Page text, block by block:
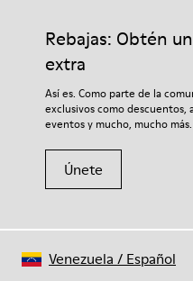
Rebajas: Obtén
extra
Así es. Como parte de la
exclusivos como descuentos,
eventos y mucho, mucho más.
Únete
Venezuela / Español